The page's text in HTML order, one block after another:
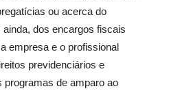
ou acerca do
dos encargos fiscais
empresa e o profissional
previdenciários e
de amparo ao